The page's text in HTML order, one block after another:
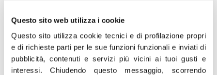
Questo sito web utilizza i cookie
Questo sito utilizza cookie tecnici e di profilazione propri
e di richieste parti per le sue funzioni funzionali e inviati di
pubblicità, contenuti e servizi più vicini ai tuoi gusti e
interessi.Chiudendo questo messaggio, scorrendo
Ci aveva assicurato che sarebbe cambiato
tutto, che loro avrebbero cambiato tutto:
nessuna continuità con il passato e svolte
epocali nel rapporto tra Italia e Ue.Oggi,